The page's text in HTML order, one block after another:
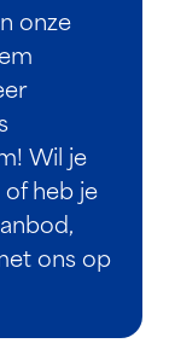
onze
Wil je
heb je
ons op